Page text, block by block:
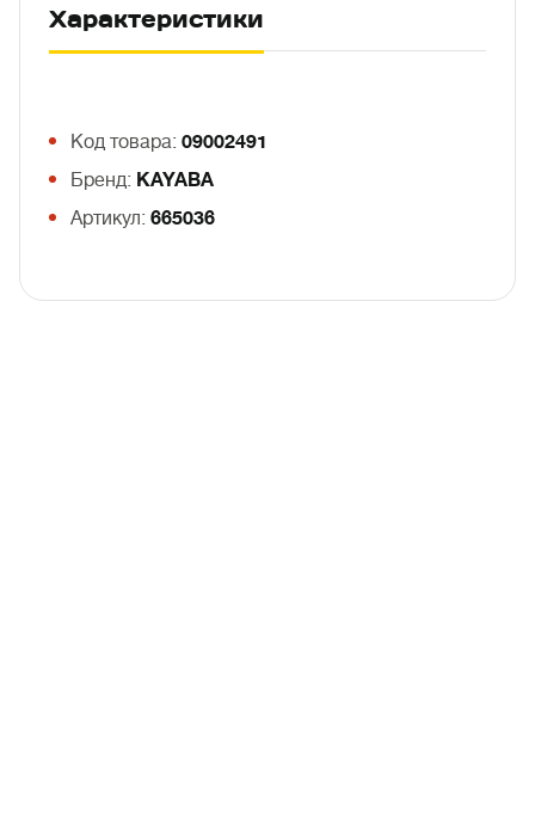
Характеристики
Код товара: 09002491
Бренд: KAYABA
Артикул: 665036